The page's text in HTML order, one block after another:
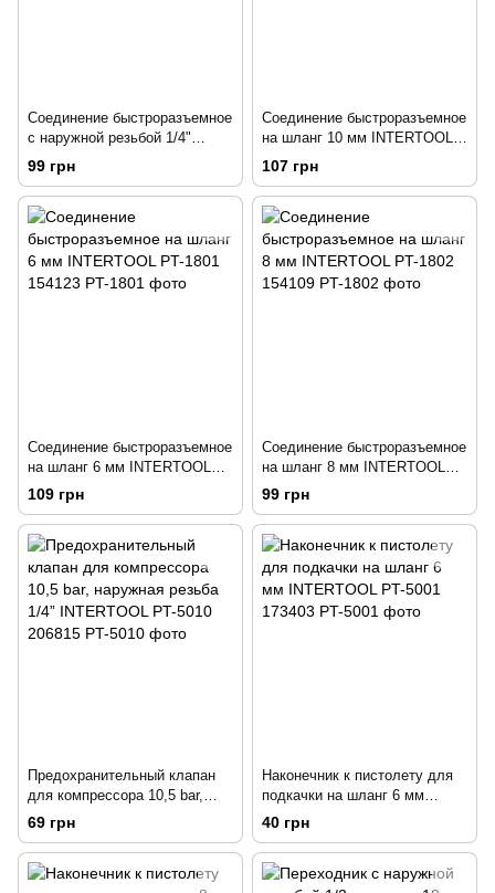
Соединение быстроразъемное
с наружной резьбой 1/4"
INTERTOOL PT-1805 154133
99 грн
Соединение быстроразъемное
на шланг 10 мм INTERTOOL
PT-1803 154128
107 грн
Соединение быстроразъемное
на шланг 6 мм INTERTOOL
PT-1801 154123
109 грн
Соединение быстроразъемное
на шланг 8 мм INTERTOOL
PT-1802 154109
99 грн
Предохранительный клапан
для компрессора 10,5 bar,
наружная резьба 1/4”
INTERTOOL PT-5010 206815
69 грн
Наконечник к пистолету для
подкачки на шланг 6 мм
INTERTOOL PT-5001 173403
40 грн